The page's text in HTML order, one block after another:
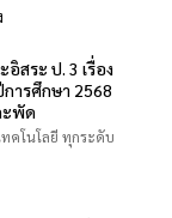
อิสระ ป. 3 เรื่อง
ารศึกษา 2568
ะพัด
คโนโลยี ทุกระดับ